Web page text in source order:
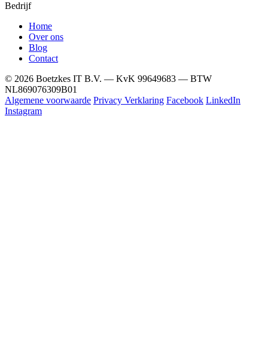
Bedrijf
Home
Over ons
Blog
Contact
© 2026 Boetzkes IT B.V. — KvK 99649683 — BTW
NL869076309B01
Algemene voorwaarde Privacy Verklaring Facebook LinkedIn
Instagram